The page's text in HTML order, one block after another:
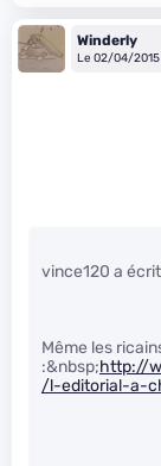
Winderly
Le 02/04/2015
vince120 a
Même les
:&nbsp;http://
/l-editorial-a-